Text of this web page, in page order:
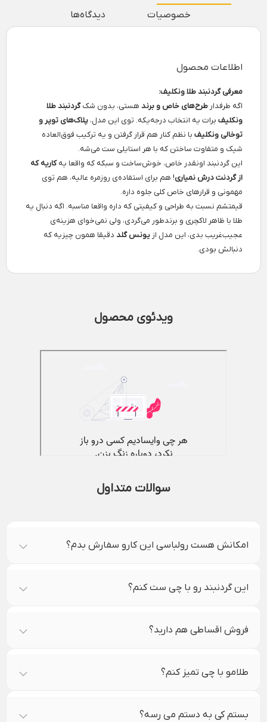
خصوصیات
دیدگاه‌ها
اطلاعات محصول
معرفی گردنبند طلا ونکلیف:
اگه طرفدار طرح‌های خاص و برند هستی، بدون شکگردنبند طلا
ونکلیف برات یه انتخاب درجه‌یکه. توی این مدل، پلاک‌های توپر و
توخالی ونکلیف با نظم کنار هم قرار گرفتن و یه ترکیب فوق‌العاده
شیک و متفاوت ساختن که با هر استایلی ست می‌شه.
این گردنبند اونقدر خاص، خوش‌ساخت و سبکه که واقعا یهکاریه که
از گردنت درش نمیاری! هم برای استفاده‌ی روزمره عالیه، هم توی
مهمونی و قرارهای خاص کلی جلوه داره.
قیمتشم نسبت به طراحی و کیفیتی که داره واقعا مناسبه. اگه دنبال یه
طلا با ظاهر لاکچری و برند‌طور می‌گردی، ولی نمی‌خوای هزینه‌ی
عجیب‌غریب بدی، این مدل از یونس گلد دقیقا همون چیزیه که
دنبالش بودی.
ویدئوی محصول
سوالات متداول
امکانش هست رولباسی این کارو سفارش بدم؟
این گردنبند رو با چی ست کنم؟
فروش اقساطی هم دارید؟
طلامو با چی تمیز کنم؟
بستم کی به دستم می رسه؟